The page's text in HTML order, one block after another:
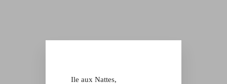
BUNGALOW
Ile aux Nattes,